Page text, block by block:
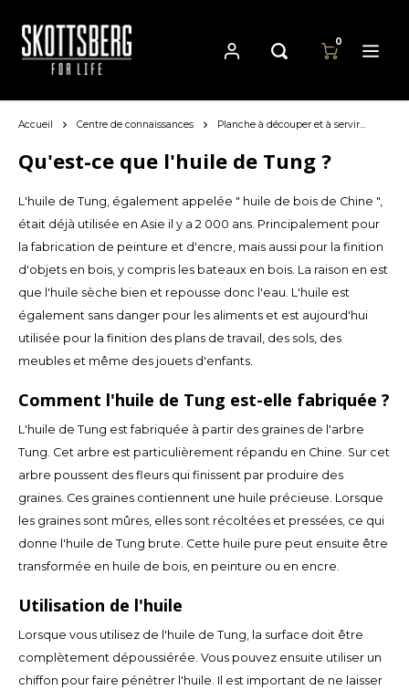
Hoofdmenu / casseroles
Casseroles
Cast Iron Cookware
Carbon Steel Cookware
Stainless Steel Cookware
Hoofdmenu
Langue
Nederlands
Deutsch
English
Français
Polski
Hoofdmenu
Devise
EUR
USD
AUD
CHF
INR
JPY
CZK
DKK
0
Accueil Centre de connaissances Planche à découper et à servir
Qu'est-ce que l'huile de Tung ?
L'huile de Tung, également appelée " huile de bois de Chine ",
était déjà utilisée en Asie il y a 2 000 ans. Principalement pour
la fabrication de peinture et d'encre, mais aussi pour la finition
d'objets en bois, y compris les bateaux en bois. La raison en est
que l'huile sèche bien et repousse donc l'eau. L'huile est
également sans danger pour les aliments et est aujourd'hui
utilisée pour la finition des plans de travail, des sols, des
meubles et même des jouets d'enfants.
Comment l'huile de Tung est-elle fabriquée ?
L'huile de Tung est fabriquée à partir des graines de l'arbre
Tung. Cet arbre est particulièrement répandu en Chine. Sur cet
arbre poussent des fleurs qui finissent par produire des
graines. Ces graines contiennent une huile précieuse. Lorsque
les graines sont mûres, elles sont récoltées et pressées, ce qui
donne l'huile de Tung brute. Cette huile pure peut ensuite être
transformée en huile de bois, en peinture ou en encre.
Utilisation de l'huile
Lorsque vous utilisez de l'huile de Tung, la surface doit être
complètement dépoussiérée. Vous pouvez ensuite utiliser un
chiffon pour faire pénétrer l'huile. Il est important de ne laisser